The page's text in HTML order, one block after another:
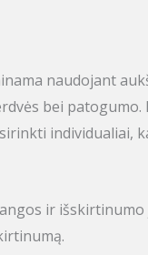
naudojant
bei
individualiai,
ir išskirtinumo